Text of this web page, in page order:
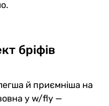
бріфів
й приємніша на
у w/fly —